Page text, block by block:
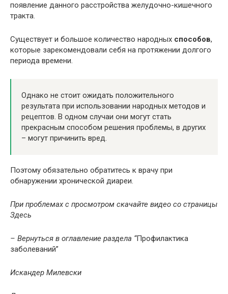
появление данного расстройства желудочно-кишечного
тракта.
Существует и большое количество народных способов,
которые зарекомендовали себя на протяжении долгого
периода времени.
Однако не стоит ожидать положительного
результата при использовании народных методов и
рецептов. В одном случаи они могут стать
прекрасным способом решения проблемы, в других
– могут причинить вред.
Поэтому обязательно обратитесь к врачу при
обнаружении хронической диареи.
При проблемах с просмотром скачайте видео со страницы
Здесь
– Вернуться в оглавление раздела “Профилактика
заболеваний”
Искандер Милевски